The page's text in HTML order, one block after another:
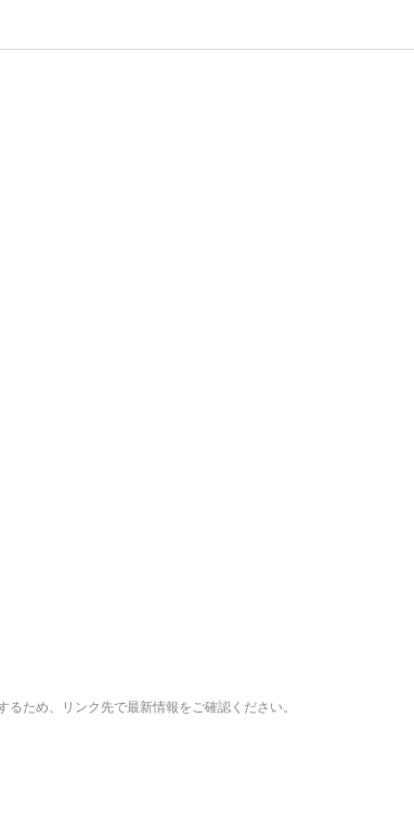
ため、リンク先で最新情報をご確認ください。